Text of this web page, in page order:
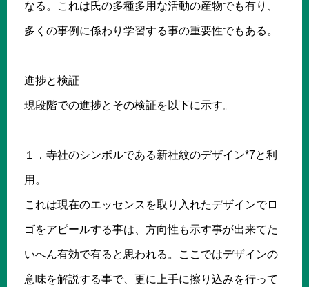
なる。これは氏の多種多用な活動の産物でも有り、
多くの事例に係わり学習する事の重要性でもある。
進捗と検証
現段階での進捗とその検証を以下に示す。
１．寺社のシンボルである新社紋のデザイン*7と利
用。
これは現在のエッセンスを取り入れたデザインでロ
ゴをアピールする事は、方向性も示す事が出来てた
いへん有効で有ると思われる。ここではデザインの
意味を解説する事で、更に上手に擦り込みを行って